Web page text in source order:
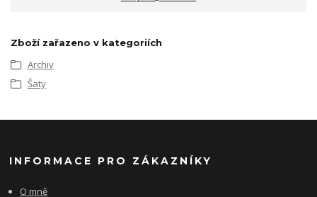
Zboží zařazeno v kategoriích
Archiv
Šaty
INFORMACE PRO ZÁKAZNÍKY
O mně